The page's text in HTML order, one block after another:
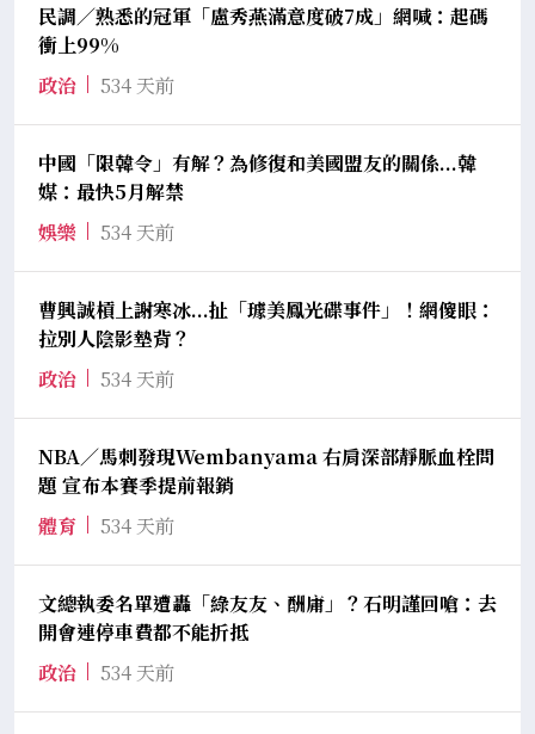
民調／熟悉的冠軍「盧秀燕滿意度破7成」網喊：起碼
衝上99%
政治
534 天前
中國「限韓令」有解？為修復和美國盟友的關係...韓
媒：最快5月解禁
娛樂
534 天前
曹興誠槓上謝寒冰...扯「璩美鳳光碟事件」！網傻眼：
拉別人陰影墊背？
政治
534 天前
NBA／馬刺發現Wembanyama 右肩深部靜脈血栓問
題 宣布本賽季提前報銷
體育
534 天前
文總執委名單遭轟「綠友友、酬庸」？石明謹回嗆：去
開會連停車費都不能折抵
政治
534 天前